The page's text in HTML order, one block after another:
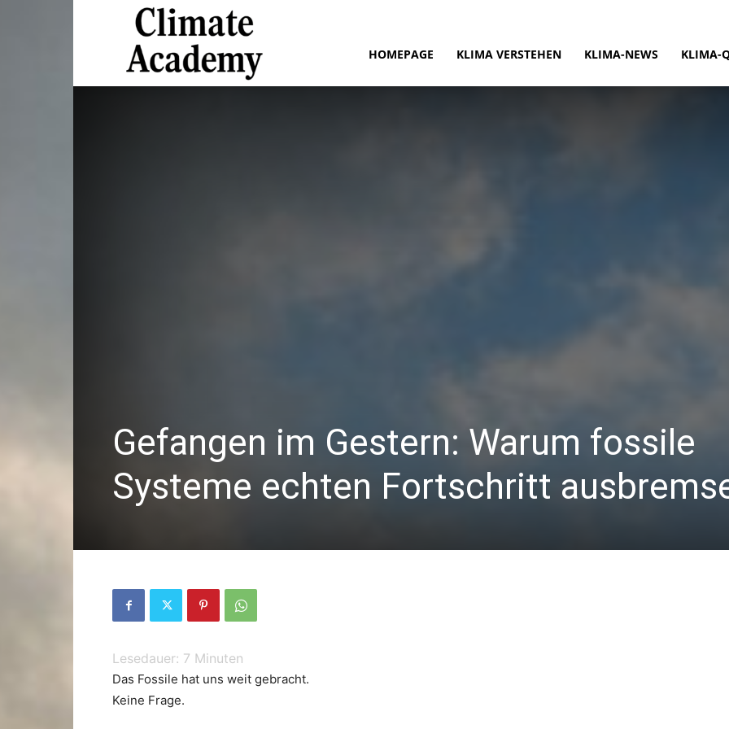
HOMEPAGE KLIMA VERSTEHEN KLIMA-NEWS KLIMA-
Gefangen im Gestern: Warum fossile
Systeme echten Fortschritt
Lesedauer: 7 Minuten
Das Fossile hat uns weit gebracht.
Keine Frage.